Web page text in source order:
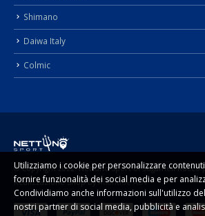
Shimano
Daiwa Italy
Colmic
© Copyright 2022. Nettuno Sport di Sugameli Rocco
Realizzazione Shop byAtlantide ADV
Utilizziamo i cookie per personalizzare
fornire funzionalità dei social media e per
Condividiamo anche informazioni sull'utilizzo
nostri partner di social media, pubblicità e